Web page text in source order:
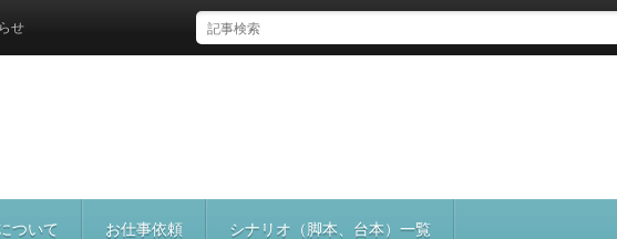
ついて お仕事依頼 シナリオ（脚本、台本）一覧